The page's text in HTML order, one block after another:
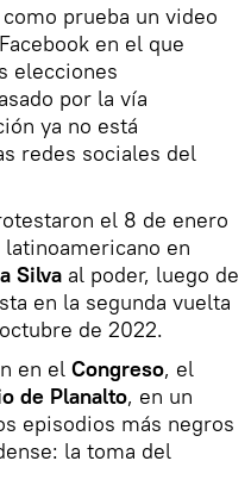
prueba un video
en el que
elecciones
por la vía
ya no está
redes sociales del
el 8 de enero
en
Silva al poder, luego de
en la segunda vuelta
de 2022.
en el Congreso, el
de Planalto, en un
episodios más negros
la toma del